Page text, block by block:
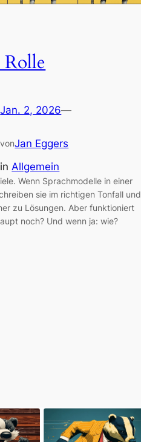
Jan. 2, 2026—
vonJan Eggers
inAllgemein
Wenn Sprachmodelle in einer
sie im richtigen Tonfall und
zu Lösungen. Aber funktioniert
noch? Und wenn ja: wie?